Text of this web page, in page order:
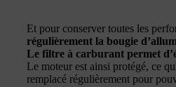
Et pour conserver toutes les
régulièrement la bougie
Le filtre à carburant permet
Le moteur est ainsi protégé, ce
remplacé régulièrement pour